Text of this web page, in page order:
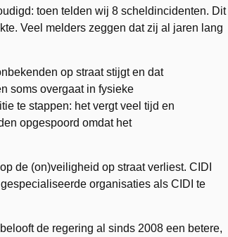
toen telden wij 8 scheldincidenten. Dit
Veel melders zeggen dat zij al jaren lang
op straat stijgt en dat
soms overgaat in fysieke
te stappen: het vergt veel tijd en
opgespoord omdat het
de (on)veiligheid op straat verliest. CIDI
organisaties als CIDI te
de regering al sinds 2008 een betere,